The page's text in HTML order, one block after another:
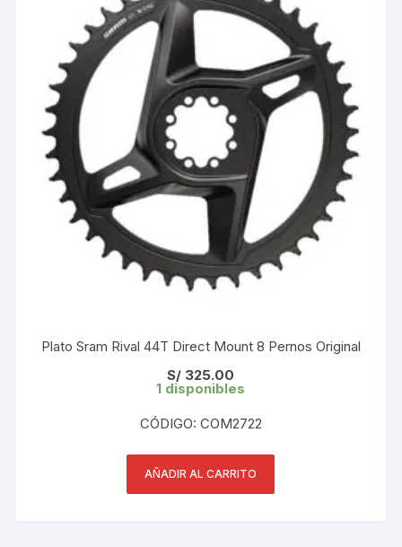
Plato Sram Rival 44T Direct Mount 8 Pernos Original
S/ 325.00
1 disponibles
CÓDIGO: COM2722
AÑADIR AL CARRITO